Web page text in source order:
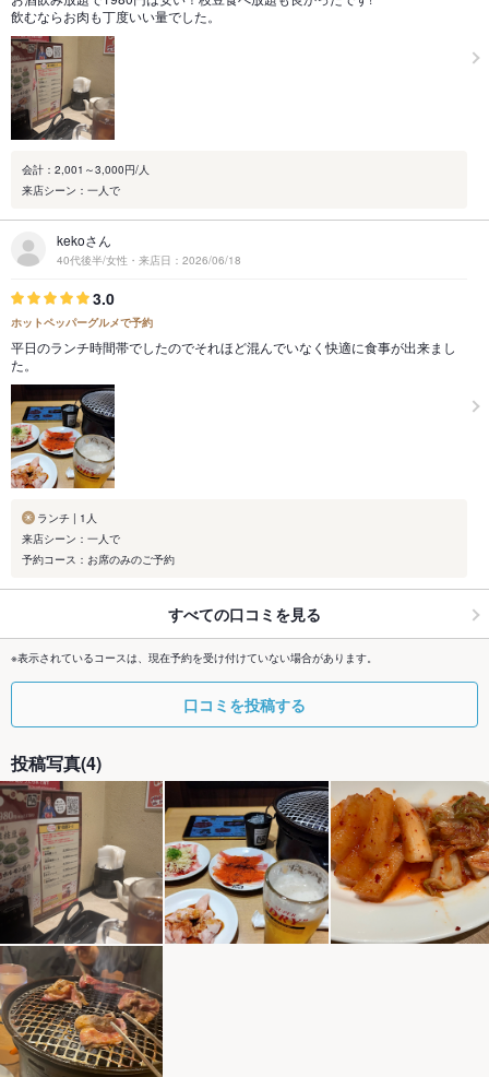
飲むならお肉も丁度いい量でした。
会計：2,001～3,000円/人
来店シーン：一人で
kekoさん
40代後半/女性・来店日：2026/06/18
3.0
ホットペッパーグルメで予約
平日のランチ時間帯でしたのでそれほど混んでいなく快適に食事が出来まし
た。
ランチ | 1人
来店シーン：一人で
予約コース：お席のみのご予約
すべての口コミを見る
※表示されているコースは、現在予約を受け付けていない場合があります。
口コミを投稿する
投稿写真(4)